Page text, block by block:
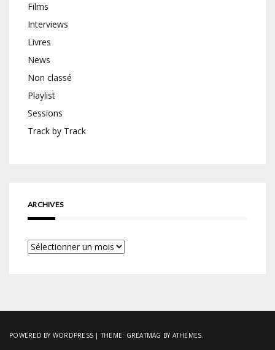
Films
Interviews
Livres
News
Non classé
Playlist
Sessions
Track by Track
ARCHIVES
Archives
POWERED BY WORDPRESS |THEME: GREATMAG BY ATHEMES.